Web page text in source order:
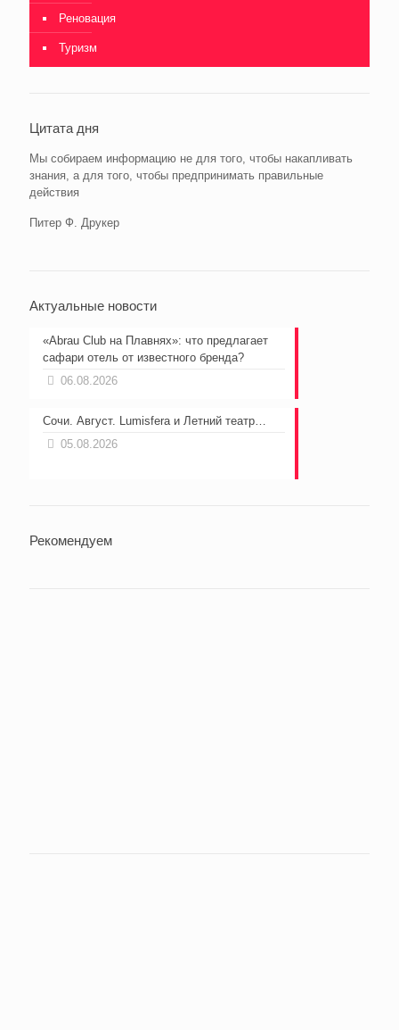
Реновация
Туризм
Цитата дня
Мы собираем информацию не для того, чтобы накапливать
знания, а для того, чтобы предпринимать правильные
действия
Питер Ф. Друкер
Актуальные новости
«Abrau Club на Плавнях»: что предлагает
сафари отель от известного бренда?
06.08.2026
Сочи. Август. Lumisfera и Летний театр…
05.08.2026
Рекомендуем